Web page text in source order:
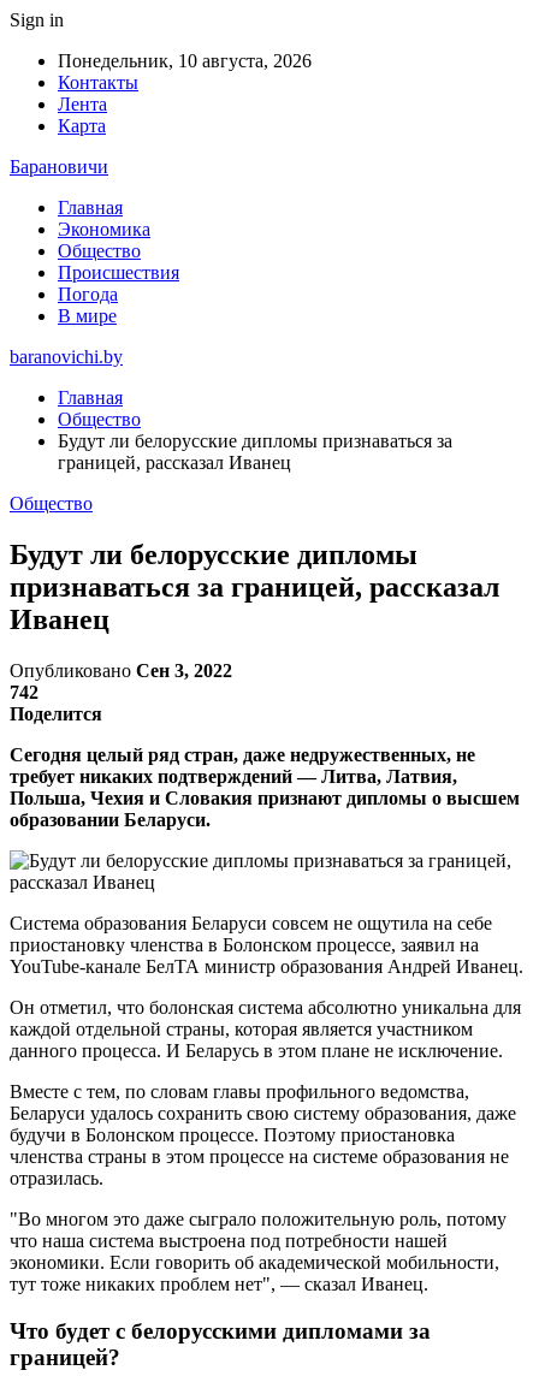
Sign in
Понедельник, 10 августа, 2026
Контакты
Лента
Карта
Барановичи
Главная
Экономика
Общество
Происшествия
Погода
В мире
baranovichi.by
Главная
Общество
Будут ли белорусские дипломы признаваться за
границей, рассказал Иванец
Общество
Будут ли белорусские дипломы
признаваться за границей, рассказал
Иванец
Опубликовано Сен 3, 2022
742
Поделится
Сегодня целый ряд стран, даже недружественных, не
требует никаких подтверждений — Литва, Латвия,
Польша, Чехия и Словакия признают дипломы о высшем
образовании Беларуси.
Система образования Беларуси совсем не ощутила на себе
приостановку членства в Болонском процессе, заявил на
YouTube-канале БелТА министр образования Андрей Иванец.
Он отметил, что болонская система абсолютно уникальна для
каждой отдельной страны, которая является участником
данного процесса. И Беларусь в этом плане не исключение.
Вместе с тем, по словам главы профильного ведомства,
Беларуси удалось сохранить свою систему образования, даже
будучи в Болонском процессе. Поэтому приостановка
членства страны в этом процессе на системе образования не
отразилась.
"Во многом это даже сыграло положительную роль, потому
что наша система выстроена под потребности нашей
экономики. Если говорить об академической мобильности,
тут тоже никаких проблем нет", — сказал Иванец.
Что будет с белорусскими дипломами за
границей?